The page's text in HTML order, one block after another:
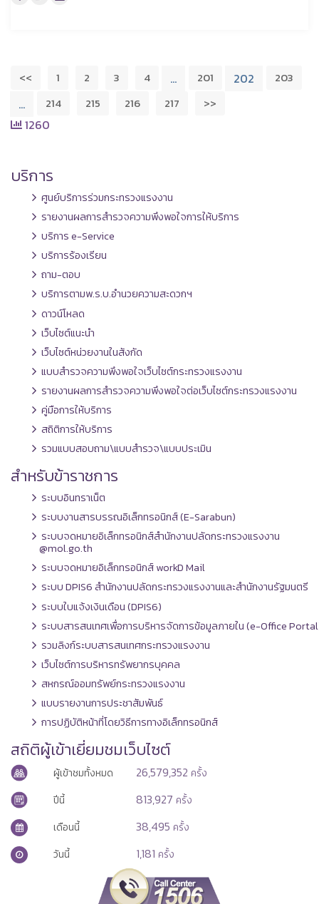
<< 1 2 3 4 … 201 202 203
… 214 215 216 217 >>
1260
บริการ
ศูนย์บริการร่วมกระทรวงแรงงาน
รายงานผลการสำรวจความพึงพอใจการให้บริการ
บริการ e-Service
บริการร้องเรียน
ถาม-ตอบ
บริการตามพ.ร.บ.อำนวยความสะดวกฯ
ดาวน์โหลด
เว็บไซต์แนะนำ
เว็บไซต์หน่วยงานในสังกัด
แบบสำรวจความพึงพอใจเว็บไซต์กระทรวงแรงงาน
รายงานผลการสำรวจความพึงพอใจต่อเว็บไซต์กระทรวงแรงงาน
คู่มือการให้บริการ
สถิติการให้บริการ
รวมแบบสอบถาม\แบบสำรวจ\แบบประเมิน
สำหรับข้าราชการ
ระบบอินทราเน็ต
ระบบงานสารบรรณอิเล็กทรอนิกส์ (E-Sarabun)
ระบบจดหมายอิเล็กทรอนิกส์สำนักงานปลัดกระทรวงแรงงาน
@mol.go.th
ระบบจดหมายอิเล็กทรอนิกส์ workD Mail
ระบบ DPIS6 สำนักงานปลัดกระทรวงแรงงานและสำนักงานรัฐมนตรี
ระบบใบแจ้งเงินเดือน (DPIS6)
ระบบสารสนเทศเพื่อการบริหารจัดการข้อมูลภายใน (e-Office
รวมลิงก์ระบบสารสนเทศกระทรวงแรงงาน
เว็บไซต์การบริหารทรัพยากรบุคคล
สหกรณ์ออมทรัพย์กระทรวงแรงงาน
แบบรายงานการประชาสัมพันธ์
การปฏิบัติหน้าที่โดยวิธีการทางอิเล็กทรอนิกส์
สถิติผู้เข้าเยี่ยมชมเว็บไซต์
ผู้เข้าชมทั้งหมด 26,579,352 ครั้ง
ปีนี้
813,927 ครั้ง
เดือนนี้
38,495 ครั้ง
วันนี้
1,181 ครั้ง